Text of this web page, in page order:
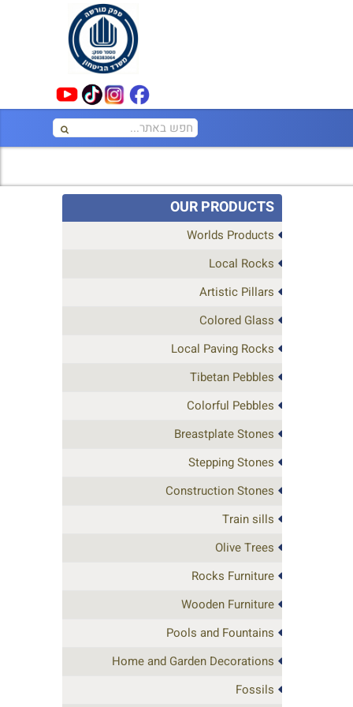
OUR PRODUCTS
Worlds Products
Local Rocks
Artistic Pillars
Colored Glass
Local Paving Rocks
Tibetan Pebbles
Colorful Pebbles
Breastplate Stones
Stepping Stones
Construction Stones
Train sills
Olive Trees
Rocks Furniture
Wooden Furniture
Pools and Fountains
Home and Garden Decorations
Fossils